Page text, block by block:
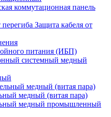
коммутационная панель
Защита кабеля от
питания (ИБП)
системный медный
медный (витая пара)
медный промышленный